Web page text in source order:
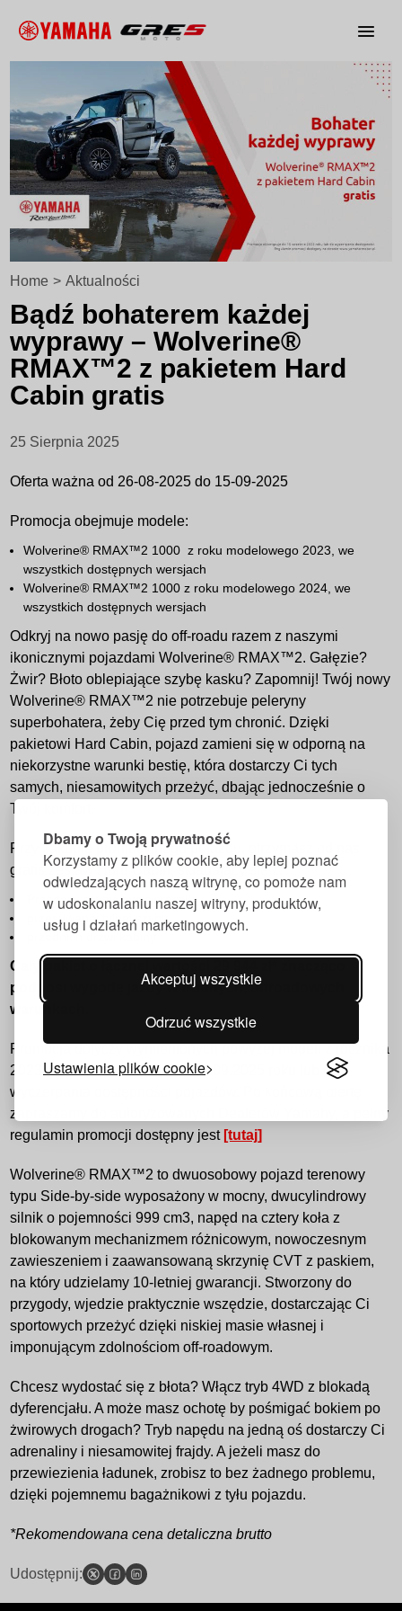
Dbamy o Twoją prywatność
Korzystamy z plików cookie, aby lepiej poznać
odwiedzających naszą witrynę, co pomoże nam
w udoskonalaniu naszej witryny, produktów,
usług i działań marketingowych.
Akceptuj wszystkie
Odrzuć wszystkie
Ustawienia plików cookie
Home > Aktualności
Bądź bohaterem każdej
wyprawy – Wolverine®
RMAX™2 z pakietem Hard
Cabin gratis
25 Sierpnia 2025
Oferta ważna od 26-08-2025 do 15-09-2025
Promocja obejmuje modele:
Wolverine® RMAX™2 1000 z roku modelowego 2023, we
wszystkich dostępnych wersjach
Wolverine® RMAX™2 1000 z roku modelowego 2024, we
wszystkich dostępnych wersjach
Odkryj na nowo pasję do off-roadu razem z naszymi
ikonicznymi pojazdami Wolverine® RMAX™2. Gałęzie?
Żwir? Błoto oblepiające szybę kasku? Zapomnij! Twój nowy
Wolverine® RMAX™2 nie potrzebuje peleryny
superbohatera, żeby Cię przed tym chronić. Dzięki
pakietowi Hard Cabin, pojazd zamieni się w odporną na
niekorzystne warunki bestię, która dostarczy Ci tych
samych, niesamowitych przeżyć, dbając jednocześnie o
Twój komfort.
Przy zakupie promocyjnego pojazdu, otrzymasz od nas
gratis zestaw Hard Cabin, składający się z:
Przedniej szyby z wycieraczką
przesuwanej tylnej szyby
przednich drzwi kabiny
Cały pakiet o łącznej wartości 29 944 zł* znacząco
podnosi wygodę jazdy w trudnych, offroadowych
warunkach.
Promocja dotyczy wymienionych powyżej modeli z rocznika
2023 i 2024 i obowiązuje do 15.09.2025 roku lub do
wyczerpania dostępności pojazdów. Po końcową ofertę
zapraszamy do autoryzowanych Dealerów Yamahy, a pełny
regulamin promocji dostępny jest [tutaj]
Wolverine® RMAX™2 to dwuosobowy pojazd terenowy
typu Side-by-side wyposażony w mocny, dwucylindrowy
silnik o pojemności 999 cm3, napęd na cztery koła z
blokowanym mechanizmem różnicowym, nowoczesnym
zawieszeniem i zaawansowaną skrzynię CVT z paskiem,
na który udzielamy 10-letniej gwarancji. Stworzony do
przygody, wjedzie praktycznie wszędzie, dostarczając Ci
sportowych przeżyć dzięki niskiej masie własnej i
imponującym zdolnościom off-roadowym.
Chcesz wydostać się z błota? Włącz tryb 4WD z blokadą
dyferencjału. A może masz ochotę by pośmigać bokiem po
żwirowych drogach? Tryb napędu na jedną oś dostarczy Ci
adrenaliny i niesamowitej frajdy. A jeżeli masz do
przewiezienia ładunek, zrobisz to bez żadnego problemu,
dzięki pojemnemu bagażnikowi z tyłu pojazdu.
*Rekomendowana cena detaliczna brutto
Udostępnij: